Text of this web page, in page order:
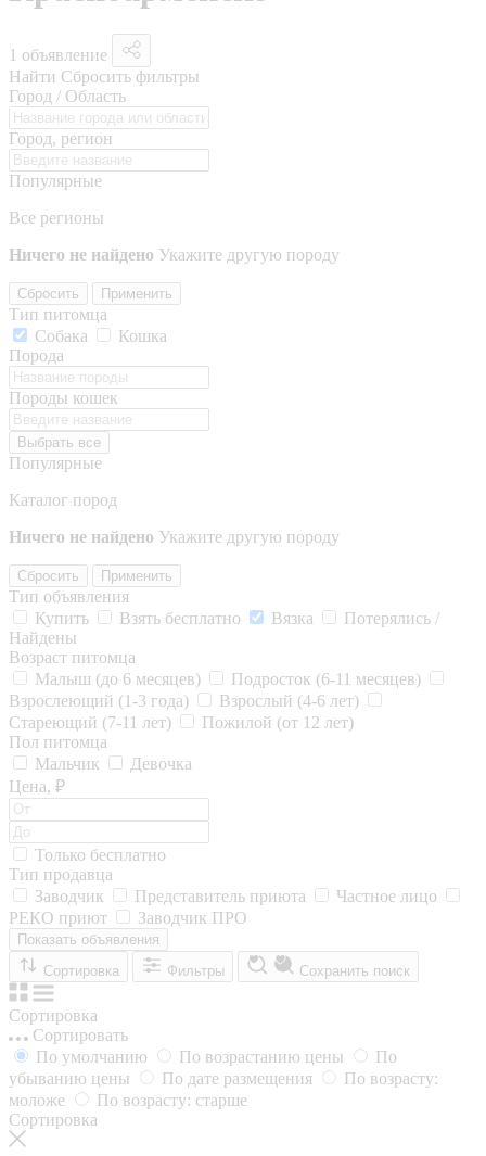
1 объявление
Найти Сбросить фильтры
Город / Область
Город, регион
Популярные
Все регионы
Ничего не найдено Укажите другую породу
Сбросить Применить
Тип питомца
Собака
Кошка
Порода
Породы кошек
Выбрать все
Популярные
Каталог пород
Ничего не найдено Укажите другую породу
Сбросить Применить
Тип объявления
Купить
Взять бесплатно Вязка
Потерялись /
Найдены
Возраст питомца
Малыш (до 6 месяцев)
Подросток (6-11 месяцев)
Взрослеющий (1-3 года)
Взрослый (4-6 лет)
Стареющий (7-11 лет)
Пожилой (от 12 лет)
Пол питомца
Мальчик
Девочка
Цена, ₽
Только бесплатно
Тип продавца
Заводчик
Представитель приюта
Частное лицо
РЕКО приют
Заводчик ПРО
Показать объявления
Сортировка
Фильтры Сохранить поиск
Сортировка
Сортировать
По умолчанию
По возрастанию цены
По
убыванию цены
По дате размещения
По возрасту:
моложе
По возрасту: старше
Сортировка